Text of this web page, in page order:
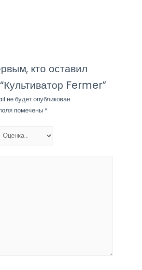
кто оставил
Fermer”
не будет опубликован.
помечены *